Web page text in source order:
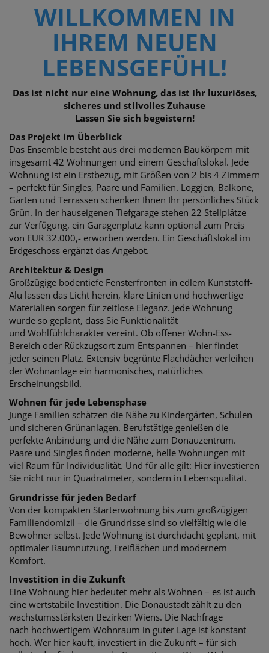
WILLKOMMEN IN
IHREM NEUEN
LEBENSGEFÜHL!
Das ist nicht nur eine Wohnung, das ist Ihr luxuriöses,
sicheres und stilvolles Zuhause
Lassen Sie sich begeistern!
Das Projekt im Überblick
Das Ensemble besteht aus drei modernen Baukörpern mit
insgesamt 42 Wohnungen und einem Geschäftslokal. Jede
Wohnung ist ein Erstbezug, mit Größen von 2 bis 4 Zimmern
– perfekt für Singles, Paare und Familien. Loggien, Balkone,
Gärten und Terrassen schenken Ihnen Ihr persönliches Stück
Grün. In der hauseigenen Tiefgarage stehen 22 Stellplätze
zur Verfügung, ein Garagenplatz kann optional zum Preis
von EUR 32.000,- erworben werden. Ein Geschäftslokal im
Erdgeschoss ergänzt das Angebot.
Architektur & Design
Großzügige bodentiefe Fensterfronten in edlem Kunststoff-
Alu lassen das Licht herein, klare Linien und hochwertige
Materialien sorgen für zeitlose Eleganz. Jede Wohnung
wurde so geplant, dass Sie Funktionalität
und Wohlfühlcharakter vereint. Ob offener Wohn-Ess-
Bereich oder Rückzugsort zum Entspannen – hier findet
jeder seinen Platz. Extensiv begrünte Flachdächer verleihen
der Wohnanlage ein harmonisches, natürliches
Erscheinungsbild.
Wohnen für jede Lebensphase
Junge Familien schätzen die Nähe zu Kindergärten, Schulen
und sicheren Grünanlagen. Berufstätige genießen die
perfekte Anbindung und die Nähe zum Donauzentrum.
Paare und Singles finden moderne, helle Wohnungen mit
viel Raum für Individualität. Und für alle gilt: Hier investieren
Sie nicht nur in Quadratmeter, sondern in Lebensqualität.
Grundrisse für jeden Bedarf
Von der kompakten Starterwohnung bis zum großzügigen
Familiendomizil – die Grundrisse sind so vielfältig wie die
Bewohner selbst. Jede Wohnung ist durchdacht geplant, mit
optimaler Raumnutzung, Freiflächen und modernem
Komfort.
Investition in die Zukunft
Eine Wohnung hier bedeutet mehr als Wohnen – es ist auch
eine wertstabile Investition. Die Donaustadt zählt zu den
wachstumsstärksten Bezirken Wiens. Die Nachfrage
nach hochwertigem Wohnraum in guter Lage ist konstant
hoch. Wer hier kauft, investiert in die Zukunft – für sich